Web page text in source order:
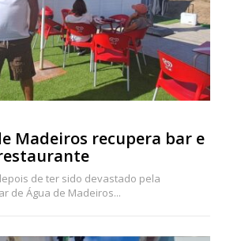
Madeiros recupera bar e
de ter sido devastado pela
de Água de Madeiros...